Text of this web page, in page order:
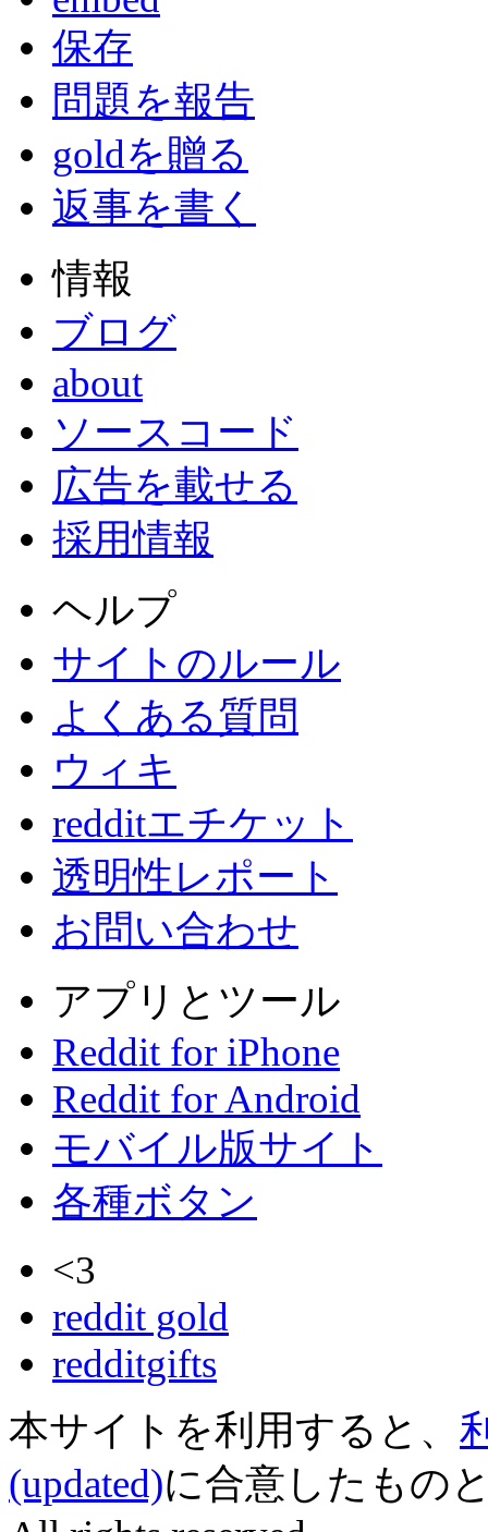
保存
問題を報告
goldを贈る
返事を書く
情報
ブログ
about
ソースコード
広告を載せる
採用情報
ヘルプ
サイトのルール
よくある質問
ウィキ
redditエチケット
透明性レポート
お問い合わせ
アプリとツール
Reddit for iPhone
Reddit for Android
モバイル版サイト
各種ボタン
<3
reddit gold
redditgifts
本サイトを利用すると、
(updated)に合意したもの